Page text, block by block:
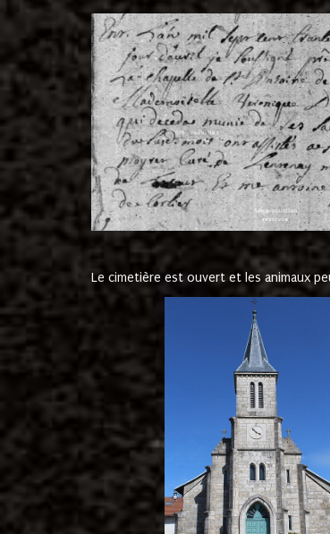
Le cimetière est ouvert et les animaux